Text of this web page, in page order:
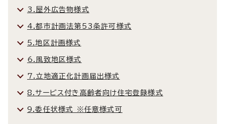
3.屋外広告物様式
4.都市計画法第53条許可様式
5.地区計画様式
6.風致地区様式
7.立地適正化計画届出様式
8.サービス付き高齢者向け住宅登録様式
9.委任状様式 ※任意様式可